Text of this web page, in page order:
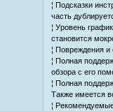
¦ Подсказки
часть
¦ Уровень
становится
¦ Повреждения и
¦ Полная
обзора с его
¦ Полная
Также имеется
¦